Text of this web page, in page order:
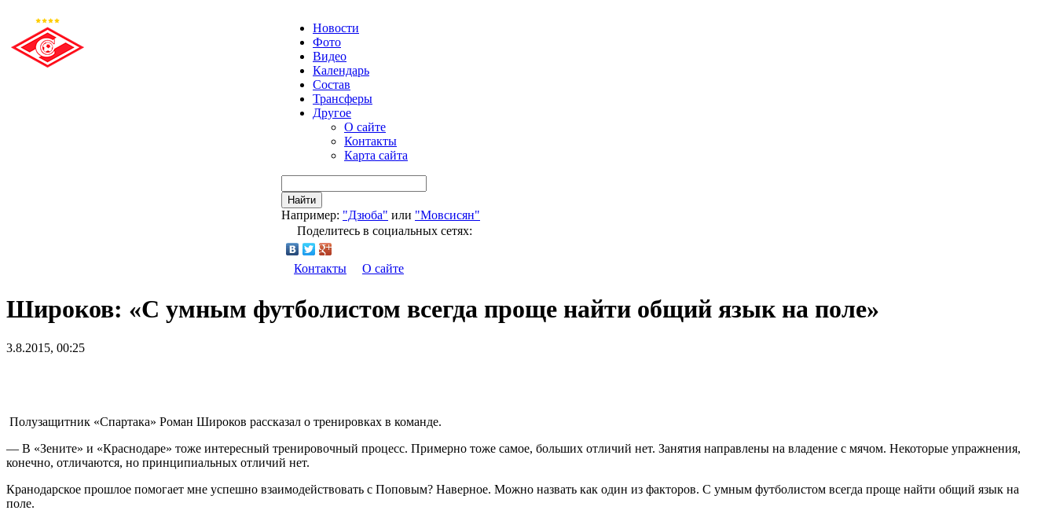
Новости
Фото
Видео
Календарь
Состав
Трансферы
Другое
О сайте
Контакты
Карта сайта
Найти
Например: "Дзюба" или "Мовсисян"
Поделитесь в социальных сетях:
Контакты О сайте
Широков: «С умным футболистом всегда проще найти общий язык на поле»
3.8.2015, 00:25
Полузащитник «Спартака» Роман Широков рассказал о тренировках в команде.
— В «Зените» и «Краснодаре» тоже интересный тренировочный процесс. Примерно тоже самое, больших отличий нет. Занятия направлены на владение с мячом. Некоторые упражнения,
конечно, отличаются, но принципиальных отличий нет.
Кранодарское прошлое помогает мне успешно взаимодействовать с Поповым? Наверное. Можно назвать как один из факторов. С умным футболистом всегда проще найти общий язык на
поле.